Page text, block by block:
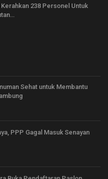
238 Personel Untuk
Sehat untuk Membantu
PPP Gagal Masuk Senayan